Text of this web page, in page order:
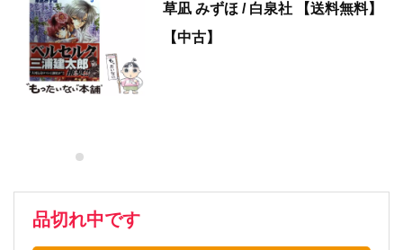
草凪 みずほ / 白泉社 【送料無料】
【中古】
品切れ中です